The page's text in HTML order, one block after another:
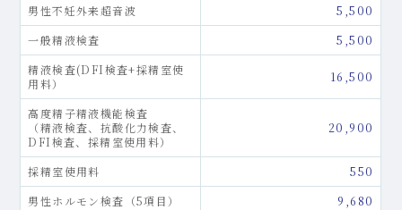
男性不妊外来超音波
5,500
一般精液検査
5,500
精液検査(DFI検査+採精室使
用料）
16,500
高度精子精液機能検査
（精液検査、抗酸化力検査、
DFI検査、採精室使用料）
20,900
採精室使用料
550
男性ホルモン検査（5項目）
9,680